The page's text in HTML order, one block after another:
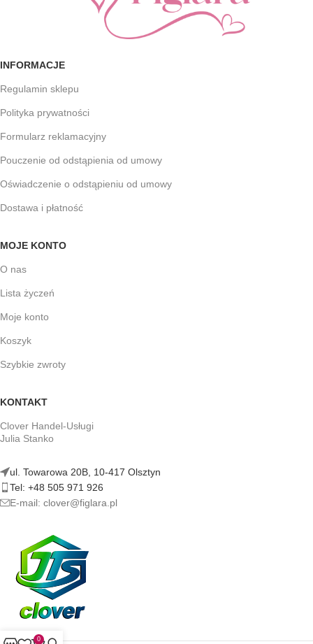
INFORMACJE
Regulamin sklepu
Polityka prywatności
Formularz reklamacyjny
Pouczenie od odstąpienia od umowy
Oświadczenie o odstąpieniu od umowy
Dostawa i płatność
MOJE KONTO
O nas
Lista życzeń
Moje konto
Koszyk
Szybkie zwroty
KONTAKT
Clover Handel-Usługi
Julia Stanko
ul. Towarowa 20B, 10-417 Olsztyn
Tel: +48 505 971 926
E-mail: clover@figlara.pl
0